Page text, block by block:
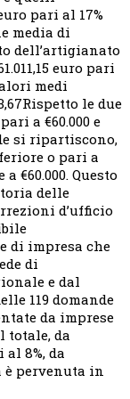
pari al 17%
media di
dell’artigianato
euro pari
medi
le due
a €60.000 e
si ripartiscono,
o pari a
€60.000. Questo
delle
d’ufficio
di impresa che
di
e dal
119 domande
da imprese
totale, da
al 8%, da
è pervenuta in